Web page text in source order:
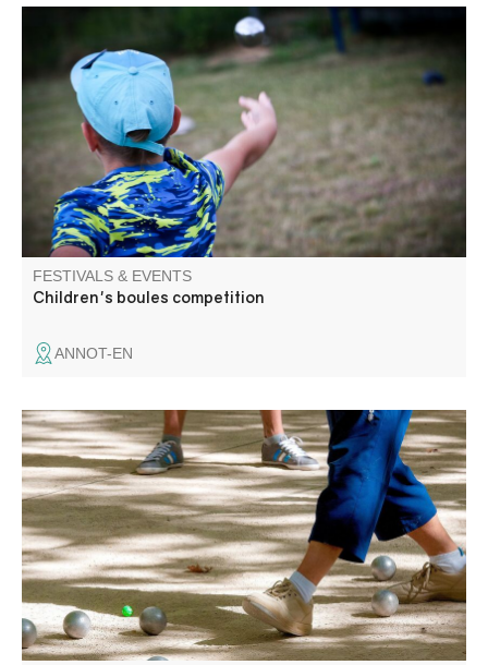
An essential summer sport, pétanque is also for children.
FESTIVALS & EVENTS
Children's boules competition
ANNOT-EN
Fête patronale de Blieux avec au programme, messe,
concours de boules, concert, méchoui.